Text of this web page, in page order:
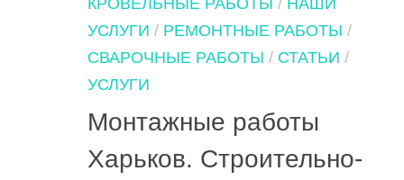
КРОВЕЛЬНЫЕ РАБОТЫ / НАШИ
УСЛУГИ / РЕМОНТНЫЕ РАБОТЫ /
СВАРОЧНЫЕ РАБОТЫ / СТАТЬИ /
УСЛУГИ
Монтажные работы
Харьков. Строительно-